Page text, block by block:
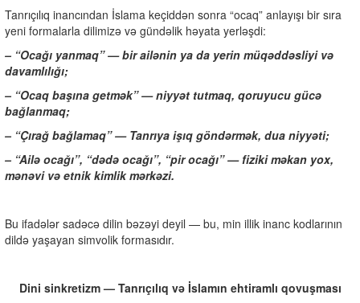
Tanrıçılıq inancından İslama keçiddən sonra “ocaq” anlayışı bir sıra
yeni formalarla dilimizə və gündəlik həyata yerləşdi:
– “Ocağı yanmaq” — bir ailənin ya da yerin müqəddəsliyi və
davamlılığı;
– “Ocaq başına getmək” — niyyət tutmaq, qoruyucu gücə
bağlanmaq;
– “Çırağ bağlamaq” — Tanrıya işıq göndərmək, dua niyyəti;
– “Ailə ocağı”, “dədə ocağı”, “pir ocağı” — fiziki məkan yox,
mənəvi və etnik kimlik mərkəzi.
Bu ifadələr sadəcə dilin bəzəyi deyil — bu, min illik inanc kodlarının
dildə yaşayan simvolik formasıdır.
Dini sinkretizm — Tanrıçılıq və İslamın ehtiramlı qovuşması